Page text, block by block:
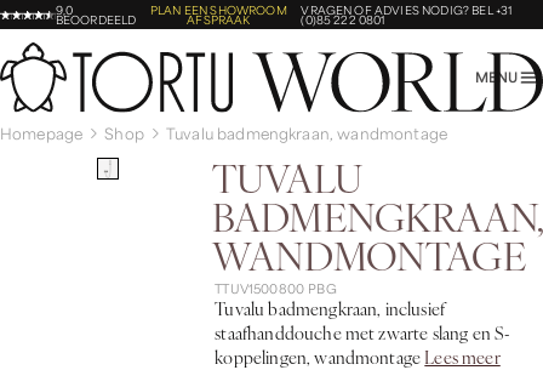
9,0
BEOORDEELD
PLAN EEN SHOWROOM
AFSPRAAK
VRAGEN OF ADVIES NODIG? BEL +31
(0)85 222 0801
MENU
Homepage Shop Tuvalu badmengkraan, wandmontage
TUVALU
BADMENGKRAAN,
WANDMONTAGE
TTUV1500800 PBG
Tuvalu badmengkraan, inclusief
staafhanddouche met zwarte slang en S-
koppelingen, wandmontage Lees meer